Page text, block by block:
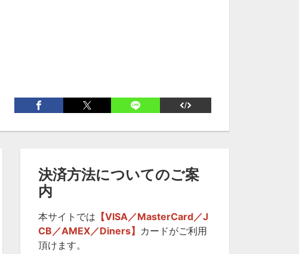
決済方法についてのご案
内
本サイトでは 【VISA／MasterCard／J
CB／AMEX／Diners】 カードがご利用
頂けます。